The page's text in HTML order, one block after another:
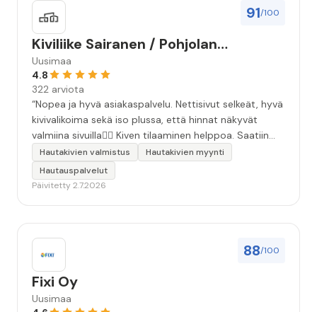
91/100
Kiviliike Sairanen / Pohjolan
Muistokivi
Uusimaa
4.8
322 arviota
“Nopea ja hyvä asiakaspalvelu. Nettisivut selkeät, hyvä
kivivalikoima sekä iso plussa, että hinnat näkyvät
valmiina sivuilla👍🏻 Kiven tilaaminen helppoa. Saatiin
äidille kaunis, ammattitaidolla tehty kivi❤️ Kiitos!”
Hautakivien valmistus
Hautakivien myynti
Hautauspalvelut
Päivitetty 2.7.2026
88/100
Fixi Oy
Uusimaa